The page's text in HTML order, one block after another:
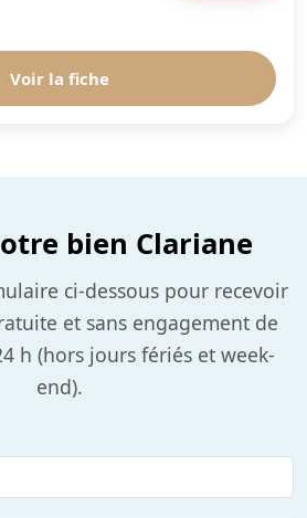
Voir la fiche
bien Clariane
ci-dessous pour recevoir
et sans engagement de
h (hors jours fériés et week-
end).